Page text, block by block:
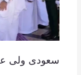
سعودی ولی